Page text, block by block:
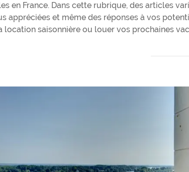
en France. Dans cette rubrique, des articles
appréciées et même des réponses à vos
location saisonnière ou louer vos prochaines